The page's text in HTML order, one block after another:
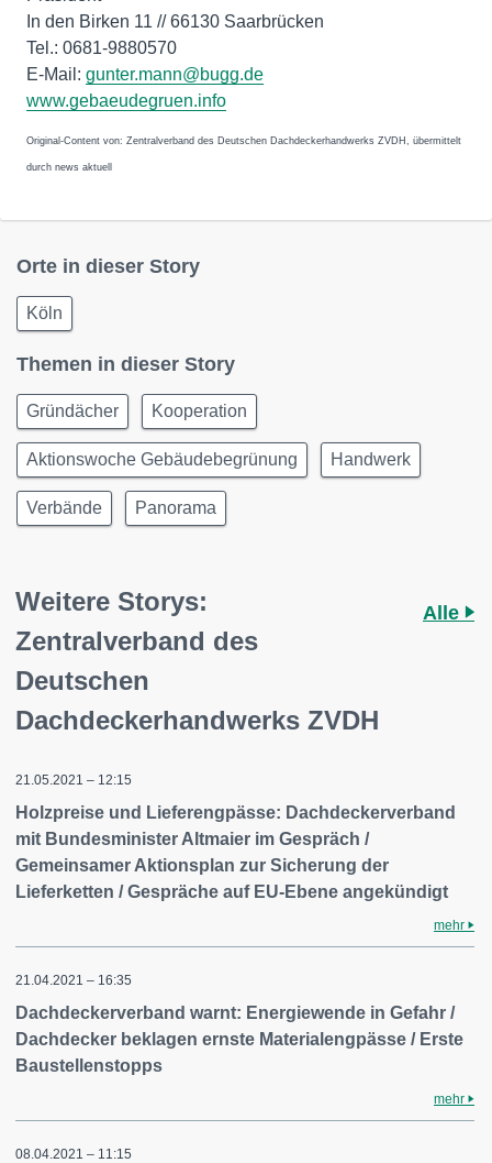
In den Birken 11 // 66130 Saarbrücken
Tel.: 0681-9880570
E-Mail: gunter.mann@bugg.de
www.gebaeudegruen.info
Original-Content von: Zentralverband des Deutschen Dachdeckerhandwerks ZVDH, übermittelt
durch news aktuell
Orte in dieser Story
Köln
Themen in dieser Story
Gründächer Kooperation
Aktionswoche Gebäudebegrünung Handwerk
Verbände Panorama
Weitere Storys:
Zentralverband des
Deutschen
Dachdeckerhandwerks ZVDH
Alle
21.05.2021 – 12:15
Holzpreise und Lieferengpässe: Dachdeckerverband
mit Bundesminister Altmaier im Gespräch /
Gemeinsamer Aktionsplan zur Sicherung der
Lieferketten / Gespräche auf EU-Ebene angekündigt
mehr
21.04.2021 – 16:35
Dachdeckerverband warnt: Energiewende in Gefahr /
Dachdecker beklagen ernste Materialengpässe / Erste
Baustellenstopps
mehr
08.04.2021 – 11:15